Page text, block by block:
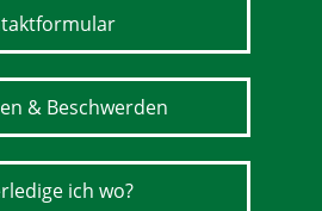
& Beschwerden
ich wo?